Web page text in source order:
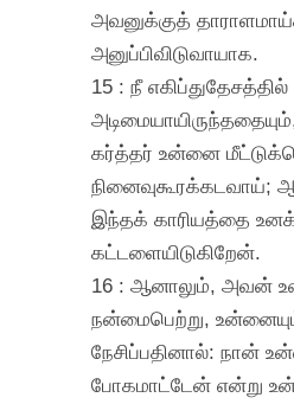
அவனுக்குத்
அனுப்பிவிடுவாயாக.
15 : நீ எகிப்துதேசத்தில்
கர்த்தர் உன்னை
நினைவுகூரக்கடவாய்;
இந்தக் காரியத்தை
கட்டளையிடுகிறேன்.
16 : ஆனாலும், அவன்
நன்மைபெற்று,
நேசிப்பதினால்: நான்
போகமாட்டேன் என்று